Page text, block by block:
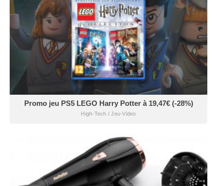
Promo jeu PS5 LEGO Harry Potter à 19,47€ (-28%)
High-Tech / Jeu-Video